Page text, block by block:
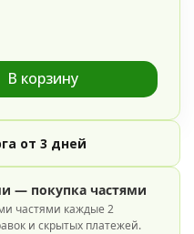
В корзину
от 3 дней
— покупка частями
частями каждые 2
и скрытых платежей.